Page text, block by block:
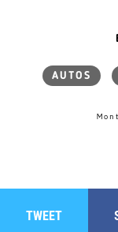
AUTOS
TWEET